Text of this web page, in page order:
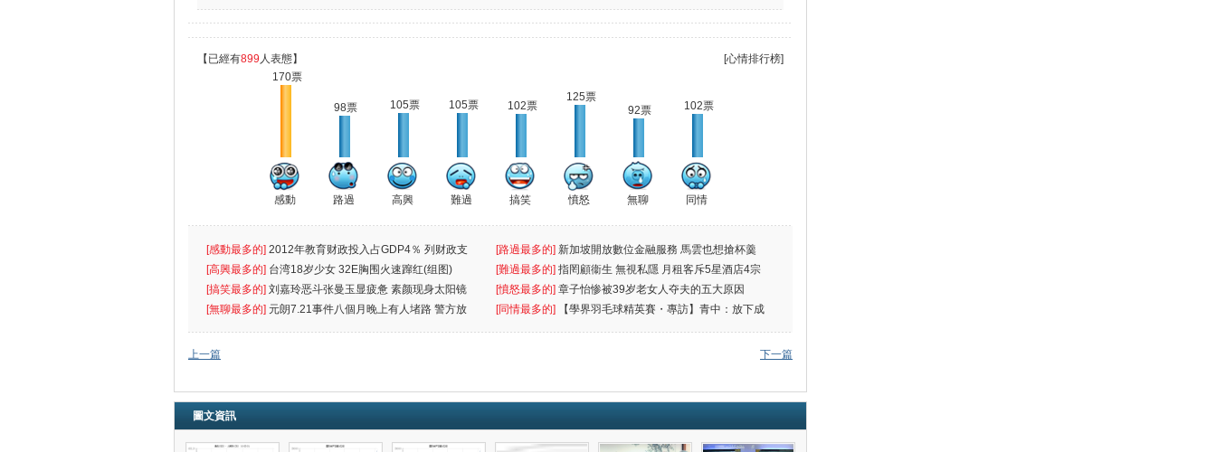
[心情排行榜]
【已經有899 人表態】
170票
感動
98票
路過
105票
高興
105票
難過
102票
搞笑
125票
憤怒
92票
無聊
102票
同情
[感動最多的] 2012年教育财政投入占GDP4％ 列财政支
出首位
[路過最多的] 新加坡開放數位金融服務 馬雲也想搶杯羹
[高興最多的] 台湾18岁少女 32E胸围火速蹿红(组图) [難過最多的] 指罔顧衞生 無視私隱 月租客斥5星酒店4宗
罪
[搞笑最多的] 刘嘉玲恶斗张曼玉显疲惫 素颜现身太阳镜
遮
[憤怒最多的] 章子怡惨被39岁老女人夺夫的五大原因
[無聊最多的] 元朗7.21事件八個月晚上有人堵路 警方放
催
[同情最多的]
【學界羽毛球精英賽・專訪】青中：放下成
敗
上一篇
下一篇
圖文資訊